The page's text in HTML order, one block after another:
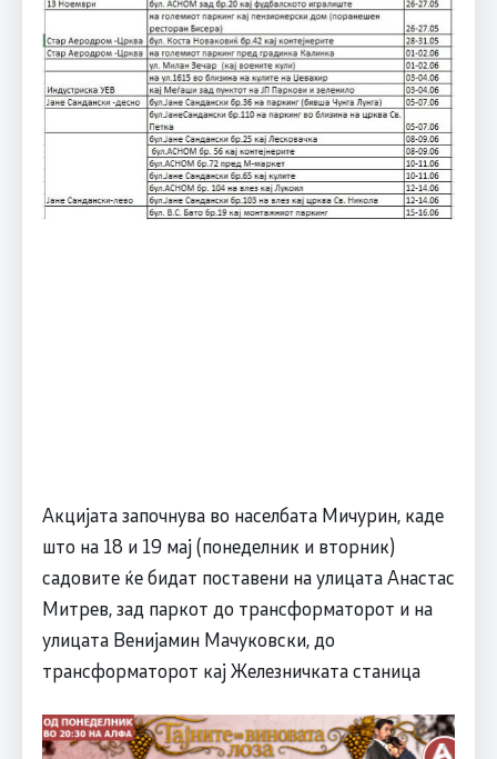
Акцијата започнува во населбата Мичурин, каде
што на 18 и 19 мај (понеделник и вторник)
садовите ќе бидат поставени на улицата Анастас
Митрев, зад паркот до трансформаторот и на
улицата Венијамин Мачуковски, до
трансформаторот кај Железничката станица